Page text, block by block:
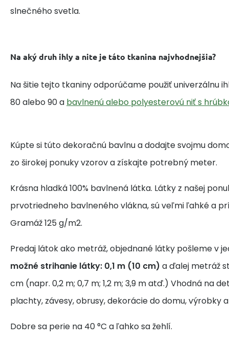
slnečného svetla.
Na aký druh ihly a nite je táto tkanina najvhodnejšia?
Na šitie tejto tkaniny odporúčame použiť univerzálnu
80 alebo 90 a bavlnenú alebo polyesterovú niť s
Kúpte si túto dekoračnú bavlnu a dodajte svojmu
zo širokej ponuky vzorov a získajte potrebný meter.
Krásna hladká 100% bavlnená látka. Látky z našej
prvotriedneho bavlneného vlákna, sú veľmi ľahké a
Gramáž 125 g/m2.
Predaj látok ako metráž, objednané látky pošleme v
možné strihanie látky: 0,1 m (10 cm) a ďalej metráž
cm (napr. 0,2 m; 0,7 m; 1,2 m; 3,9 m atď.) Vhodná na
plachty, závesy, obrusy, dekorácie do domu, výrobky
Dobre sa perie na 40 °C a ľahko sa žehlí.